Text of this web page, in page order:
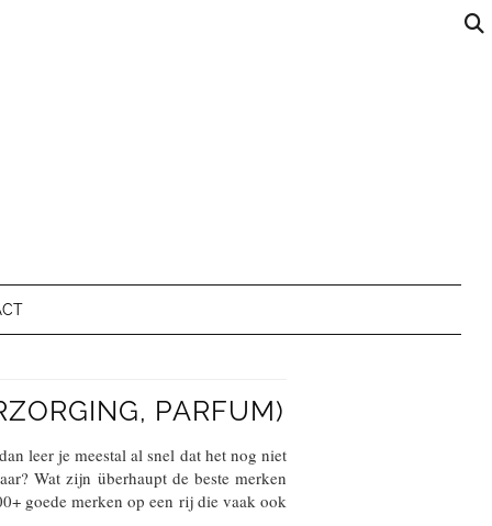
PARFUM)
leer je meestal al snel dat het nog niet
Wat zijn überhaupt de beste merken
goede merken op een rij die vaak ook